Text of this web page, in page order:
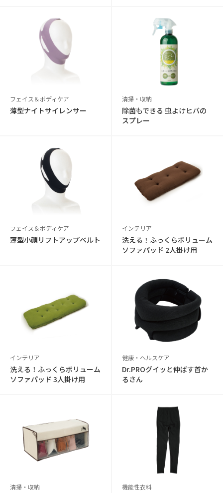
フェイス＆ボディケア
薄型ナイトサイレンサー
清掃・収納
除菌もできる 虫よけヒバの
スプレー
フェイス＆ボディケア
薄型小顔リフトアップベルト
インテリア
洗える！ふっくらボリューム
ソファパッド 2人掛け用
インテリア
洗える！ふっくらボリューム
ソファパッド 3人掛け用
健康・ヘルスケア
Dr.PROグイッと伸ばす首か
るさん
清掃・収納 機能性衣料